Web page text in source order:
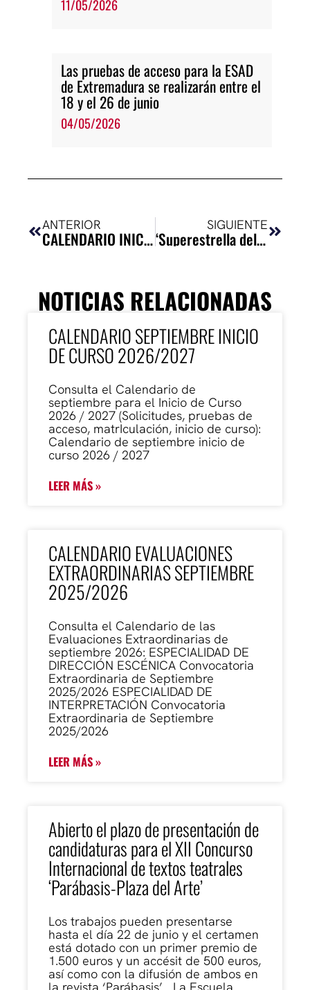
11/05/2026
Las pruebas de acceso para la ESAD
de Extremadura se realizarán entre el
18 y el 26 de junio
04/05/2026
ANTERIOR
CALENDARIO INICIO DE CURSO 2025-2026
SIGUIENTE
‘Superestrella del cine mudo se ofrece para función teatral’, de Julia San Miguel Martos, XI Premio ‘Parábasis – Plaza del Arte’ de la ESAD Extremadura
NOTICIAS RELACIONADAS
CALENDARIO SEPTIEMBRE INICIO
DE CURSO 2026/2027
Consulta el Calendario de
septiembre para el Inicio de Curso
2026 / 2027 (Solicitudes, pruebas de
acceso, matrIculación, inicio de curso):
Calendario de septiembre inicio de
curso 2026 / 2027
LEER MÁS »
CALENDARIO EVALUACIONES
EXTRAORDINARIAS SEPTIEMBRE
2025/2026
Consulta el Calendario de las
Evaluaciones Extraordinarias de
septiembre 2026: ESPECIALIDAD DE
DIRECCIÓN ESCÉNICA Convocatoria
Extraordinaria de Septiembre
2025/2026 ESPECIALIDAD DE
INTERPRETACIÓN Convocatoria
Extraordinaria de Septiembre
2025/2026
LEER MÁS »
Abierto el plazo de presentación de
candidaturas para el XII Concurso
Internacional de textos teatrales
‘Parábasis-Plaza del Arte’
Los trabajos pueden presentarse
hasta el día 22 de junio y el certamen
está dotado con un primer premio de
1.500 euros y un accésit de 500 euros,
así como con la difusión de ambos en
la revista ‘Parábasis’ La Escuela